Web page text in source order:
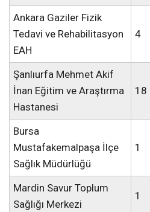
Ankara Gaziler Fizik
Tedavi ve Rehabilitasyon
EAH
4
Şanlıurfa Mehmet Akif
İnan Eğitim ve Araştırma
Hastanesi
18
Bursa
Mustafakemalpaşa İlçe
Sağlık Müdürlüğü
1
Mardin Savur Toplum
Sağlığı Merkezi
1